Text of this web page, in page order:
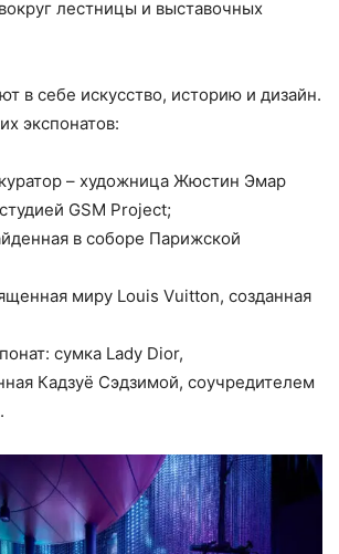
лестницы и выставочных
в себе искусство, историю и дизайн.
экспонатов:
– художница Жюстин Эмар
GSM Project;
в соборе Парижской
миру Louis Vuitton, созданная
сумка Lady Dior,
Кадзуё Сэдзимой, соучредителем